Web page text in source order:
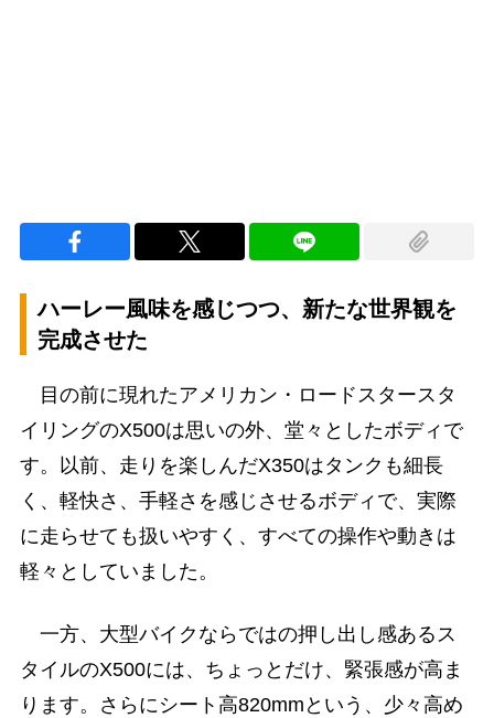
ハーレー風味を感じつつ、新たな世界観を
完成させた
目の前に現れたアメリカン・ロードスタースタ
イリングのX500は思いの外、堂々としたボディで
す。以前、走りを楽しんだX350はタンクも細長
く、軽快さ、手軽さを感じさせるボディで、実際
に走らせても扱いやすく、すべての操作や動きは
軽々としていました。
一方、大型バイクならではの押し出し感あるス
タイルのX500には、ちょっとだけ、緊張感が高ま
ります。さらにシート高820mmという、少々高め